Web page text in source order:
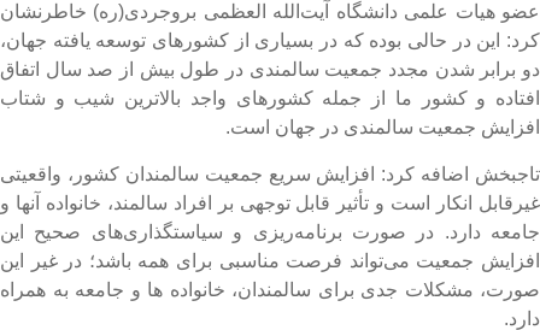
هیات علمی دانشگاه آیت‌الله العظمی بروجردی(ره) خاطرنشان
این در حالی بوده که در بسیاری از کشورهای توسعه یافته جهان،
برابر شدن مجدد جمعیت سالمندی در طول بیش از صد سال اتفاق
و کشور ما از جمله کشورهای واجد بالاترین شیب و شتاب
جمعیت سالمندی در جهان است.
اضافه کرد: افزایش سریع جمعیت سالمندان کشور، واقعیتی
انکار است و تأثیر قابل توجهی بر افراد سالمند، خانواده آنها و
دارد. در صورت برنامه‌ریزی و سیاستگذاری‌های صحیح این
جمعیت می‌تواند فرصت مناسبی برای همه باشد؛ در غیر این
مشکلات جدی برای سالمندان، خانواده ها و جامعه به همراه